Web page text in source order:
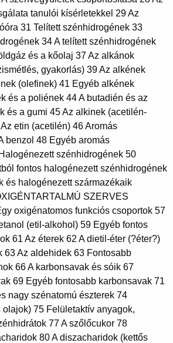
tanulói kísérletekkel 29 Az
31 Telített szénhidrogének 33
34 A telített szénhidrogének
és a kőolaj 37 Az alkánok
gyakorlás) 39 Az alkének
(olefinek) 41 Egyéb alkének
és a poliének 44 A butadién és az
és a gumi 45 Az alkinek (acetilén-
etin (acetilén) 46 Aromás
benzol 48 Egyéb aromás
szénhidrogének 50
fontos halogénezett szénhidrogének
és halogénezett származékaik
SZERVES
oxigénatomos funkciós csoportok 57
(etil-alkohol) 59 Egyéb fontos
61 Az éterek 62 A dietil-éter (?éter?)
63 Az aldehidek 63 Fontosabb
66 A karbonsavak és sóik 67
69 Egyéb fontosabb karbonsavak 71
nagy szénatomú észterek 74
75 Felületaktív anyagok,
77 A szőlőcukor 78
80 A diszacharidok (kettős